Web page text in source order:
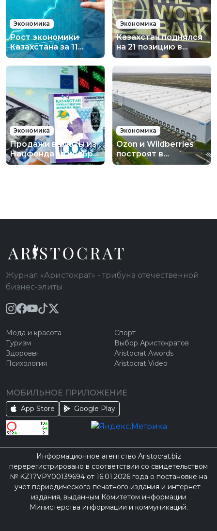
Экономика
Рост экономики
Казахстана за 11
месяцев составил
6,4%
Экономика
Казахстан поднялся
на 21 позицию в
рейтинге
Всемирного банка
Экономика
Продажи валюты из
Нацфонда за ноябрь
составили $600 млн
Экономика
Ozon и Wildberries
построят в
Казахстане три
Журнал «Аристократ» - трибуна отечественной
бизнес-элиты
Мода и красота
Туризм
Здоровья
Психология
Спорт
Выбор Аристократов
Aristocrat Awords
Aristocrat Video
МОБИЛЬНОЕ ПРИЛОЖЕНИЕ
App Store Google Play
Информационное агентство Aristocrat.biz
перерегистрировано в соответствии со свидетельством
№ KZ17VPY00139694 от 16.01.2026 года о постановке на
учет периодического печатного издания и интернет-
издания, выданным Комитетом информации
Министерства информации и коммуникаций.